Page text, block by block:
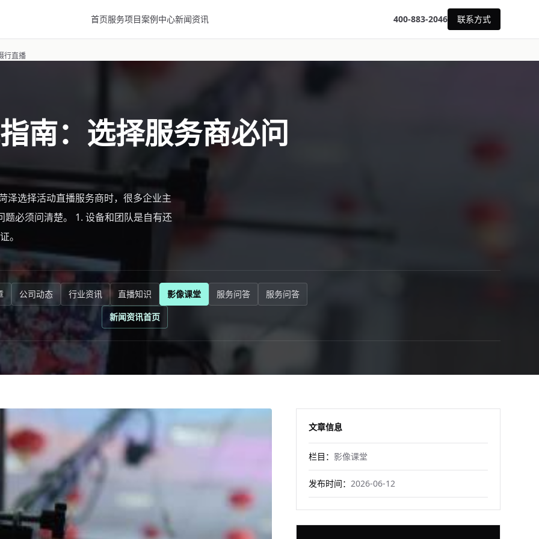
首页服务项目案例中心新闻资讯 400-883-2046 联系方式
行直播
南：选择服务商必问
泽选择活动直播服务商时，很多企业主
必须问清楚。 1. 设备和团队是自有还
。
公司动态 行业资讯 直播知识 影像课堂 服务问答
服务问答
新闻资讯首页
文章信息
栏目： 影像课堂
发布时间： 2026-06-12